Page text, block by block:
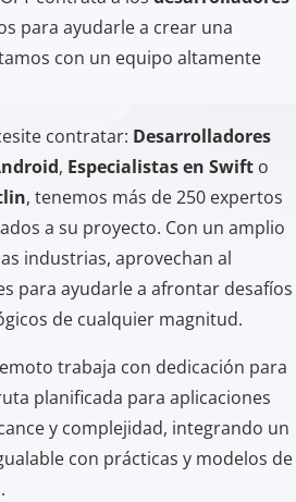
para ayudarle a crear una
con un equipo altamente
contratar: Desarrolladores
, Especialistas en Swift o
, tenemos más de 250 expertos
a su proyecto. Con un amplio
industrias, aprovechan al
para ayudarle a afrontar desafíos
de cualquier magnitud.
trabaja con dedicación para
planificada para aplicaciones
y complejidad, integrando un
con prácticas y modelos de